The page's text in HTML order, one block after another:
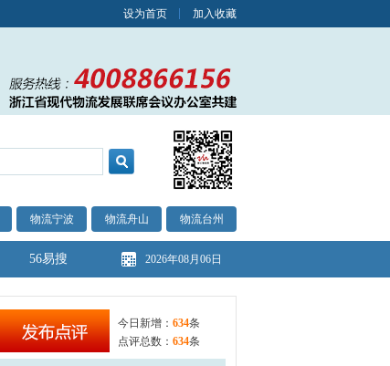
设为首页 加入收藏
物流宁波 物流舟山 物流台州
56易搜 2026年08月06日
今日新增： 634条
点评总数： 634条